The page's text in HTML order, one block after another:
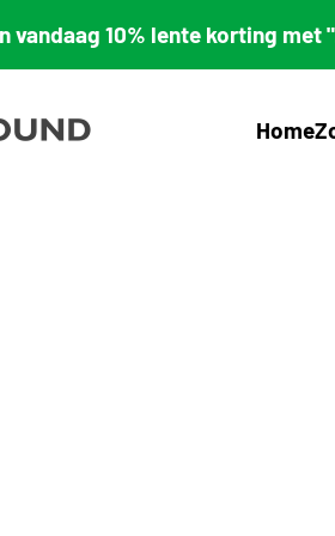
10% lente korting met
Home